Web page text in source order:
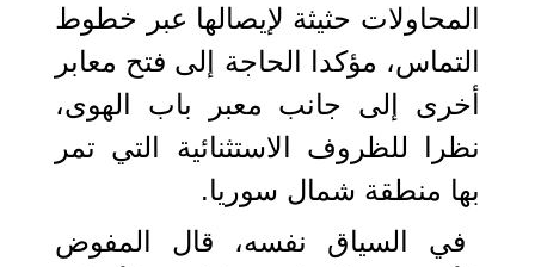
المحاولات حثيثة لإيصالها عبر خطوط
التماس، مؤكدا الحاجة إلى فتح معابر
أخرى إلى جانب معبر باب الهوى،
نظرا للظروف الاستثنائية التي تمر
بها منطقة شمال سوريا.
في السياق نفسه، قال المفوض